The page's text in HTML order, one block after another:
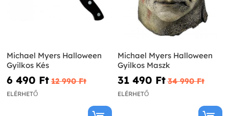
Michael Myers Halloween
Gyilkos Kés
6 490 Ft‎ 12 990 Ft‎
ELÉRHETŐ
Michael Myers Halloween
Gyilkos Maszk
31 490 Ft‎ 34 990 Ft‎
ELÉRHETŐ